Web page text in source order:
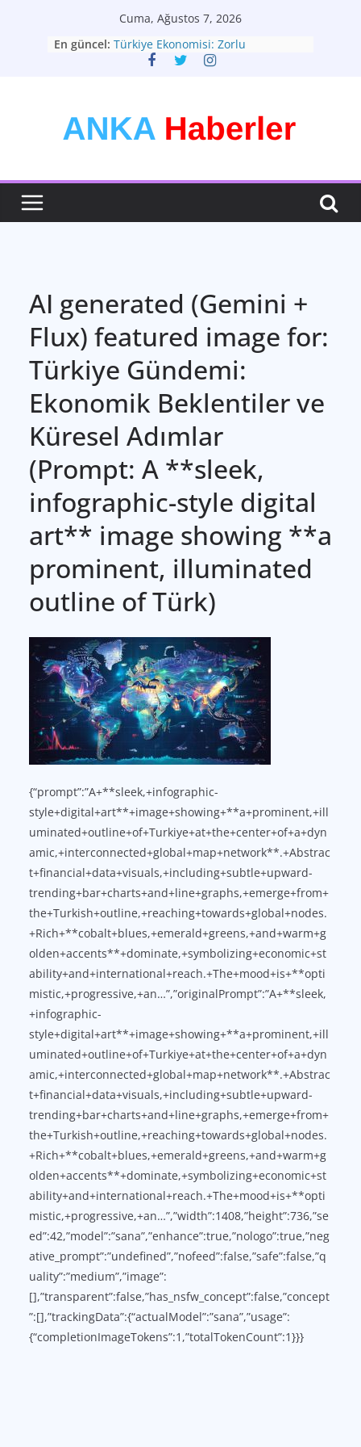
Cuma, Ağustos 7, 2026
En güncel: Türkiye Ekonomisi: Zorlu
Dönemeçte Yeni Adımlar
Daha Fazlası
Bütünsel Sağlık: Yaşam Kalitenizin
AI generated (Gemini +
Flux) featured image for:
Türkiye Gündemi:
Ekonomik Beklentiler ve
Küresel Adımlar
(Prompt: A **sleek,
infographic-style digital
art** image showing **a
prominent, illuminated
outline of Türk)
{“prompt”:”A+**sleek,+infographic-
style+digital+art**+image+showing+**a+prominent,+ill
uminated+outline+of+Turkiye+at+the+center+of+a+dyn
amic,+interconnected+global+map+network**.+Abstrac
t+financial+data+visuals,+including+subtle+upward-
trending+bar+charts+and+line+graphs,+emerge+from+
the+Turkish+outline,+reaching+towards+global+nodes.
+Rich+**cobalt+blues,+emerald+greens,+and+warm+g
olden+accents**+dominate,+symbolizing+economic+st
ability+and+international+reach.+The+mood+is+**opti
mistic,+progressive,+an…”,”originalPrompt”:”A+**sleek,
+infographic-
style+digital+art**+image+showing+**a+prominent,+ill
uminated+outline+of+Turkiye+at+the+center+of+a+dyn
amic,+interconnected+global+map+network**.+Abstrac
t+financial+data+visuals,+including+subtle+upward-
trending+bar+charts+and+line+graphs,+emerge+from+
the+Turkish+outline,+reaching+towards+global+nodes.
+Rich+**cobalt+blues,+emerald+greens,+and+warm+g
olden+accents**+dominate,+symbolizing+economic+st
ability+and+international+reach.+The+mood+is+**opti
mistic,+progressive,+an…”,”width”:1408,”height”:736,”se
ed”:42,”model”:”sana”,”enhance”:true,”nologo”:true,”neg
ative_prompt”:”undefined”,”nofeed”:false,”safe”:false,”q
uality”:”medium”,”image”:
[],”transparent”:false,”has_nsfw_concept”:false,”concept
”:[],”trackingData”:{“actualModel”:”sana”,”usage”:
{“completionImageTokens”:1,”totalTokenCount”:1}}}